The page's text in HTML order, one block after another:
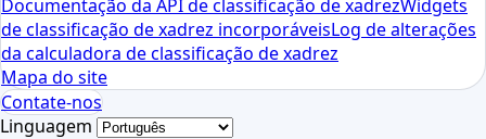
Documentação da API de classificação de xadrezWidgets
de classificação de xadrez incorporáveisLog de alterações
da calculadora de classificação de xadrez
Mapa do site
Contate-nos
Linguagem